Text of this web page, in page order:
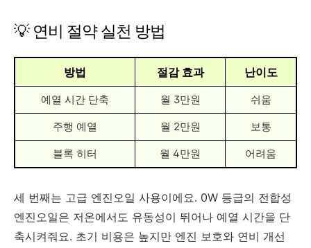
💡 연비 절약 실천 방법
방법 절감 효과 난이도
예열 시간 단축 월 3만원 쉬움
주행 예열 월 2만원 보통
블록 히터 월 4만원 어려움
세 번째는 고급 엔진오일 사용이에요. 0W 등급의 전합성
엔진오일은 저온에서도 유동성이 뛰어나 예열 시간을 단
축시켜줘요. 초기 비용은 높지만 엔진 보호와 연비 개선